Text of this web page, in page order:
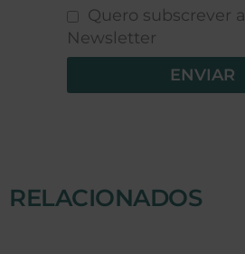
Quero subscrever a
Newsletter
ENVIAR
RELACIONADOS